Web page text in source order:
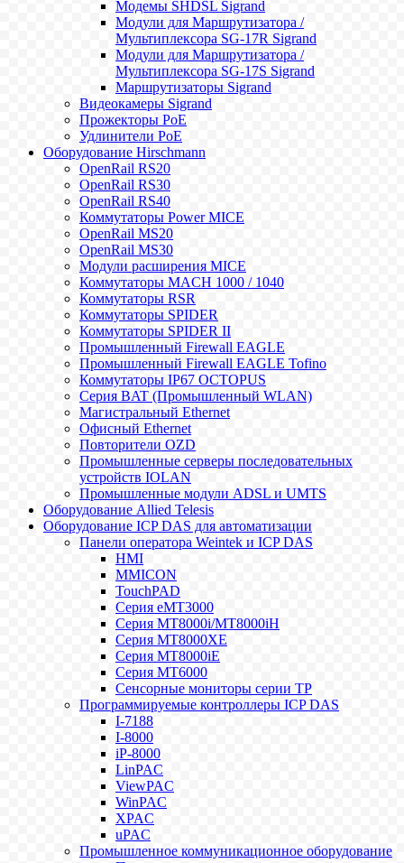
Модемы SHDSL Sigrand
Модули для Маршрутизатора /
Мультиплексора SG-17R Sigrand
Модули для Маршрутизатора /
Мультиплексора SG-17S Sigrand
Маршрутизаторы Sigrand
Видеокамеры Sigrand
Прожекторы PoE
Удлинители PoE
Оборудование Hirschmann
OpenRail RS20
OpenRail RS30
OpenRail RS40
Коммутаторы Power MICE
OpenRail MS20
OpenRail MS30
Модули расширения MICE
Коммутаторы MACH 1000 / 1040
Коммутаторы RSR
Коммутаторы SPIDER
Коммутаторы SPIDER II
Промышленный Firewall EAGLE
Промышленный Firewall EAGLE Tofino
Коммутаторы IP67 OCTOPUS
Серия BAT (Промышленный WLAN)
Магистральный Ethernet
Офисный Ethernet
Повторители OZD
Промышленные серверы последовательных
устройств IOLAN
Промышленные модули ADSL и UMTS
Оборудование Allied Telesis
Оборудование ICP DAS для автоматизации
Панели оператора Weintek и ICP DAS
HMI
MMICON
TouchPAD
Серия eMT3000
Серия MT8000i/MT8000iH
Серия MT8000XE
Серия MT8000iE
Серия MT6000
Сенсорные мониторы серии TP
Программируемые контроллеры ICP DAS
I-7188
I-8000
iP-8000
LinPAC
ViewPAC
WinPAC
XPAC
uPAC
Промышленное коммуникационное оборудование